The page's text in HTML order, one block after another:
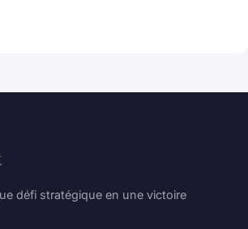
défi stratégique en une victoire